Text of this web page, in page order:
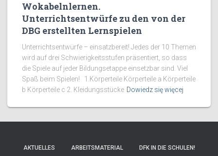
Wokabelnlernen.
Unterrichtsentwürfe zu den von der
DBG erstellten Lernspielen
Unterrichtsentwürfe – einsatzbereit! Jedes der 10 Themen
wird auf drei Schwierigkeitsstufen präsentiert, so dass
die Spiele auf jeder Bildungsetappe einsetzbar sind. Viel
Spaß beim Spielen! 1.Körperteile Körperteile a Körperteile
b Körperteile c 2. Kleidungsstücke Dowiedz się więcej
AKTUELLES ARBEITSMATERIAL DFK IN DIE SCHULEN!